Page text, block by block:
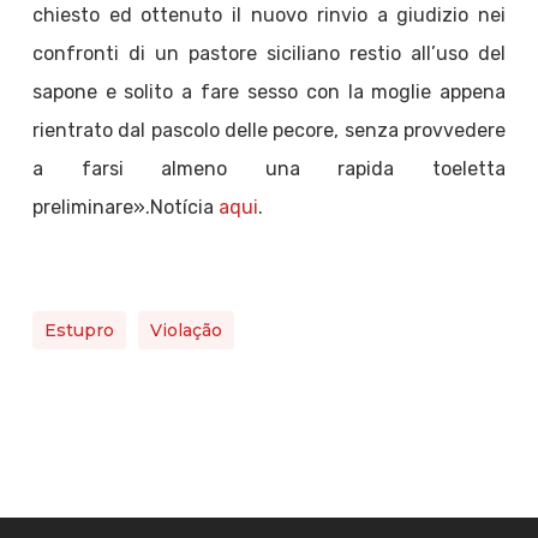
chiesto ed ottenuto il nuovo rinvio a giudizio nei
confronti di un pastore siciliano restio all’uso del
sapone e solito a fare sesso con la moglie appena
rientrato dal pascolo delle pecore, senza provvedere
a farsi almeno una rapida toeletta
preliminare».Notícia aqui.
Estupro Violação